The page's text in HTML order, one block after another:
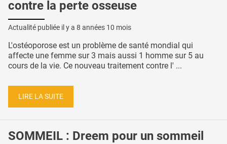
contre la perte osseuse
Actualité publiée il y a 8 années 10 mois
L'ostéoporose est un problème de santé mondial qui
affecte une femme sur 3 mais aussi 1 homme sur 5 au
cours de la vie. Ce nouveau traitement contre l' ...
LIRE LA SUITE
SOMMEIL : Dreem pour un sommeil